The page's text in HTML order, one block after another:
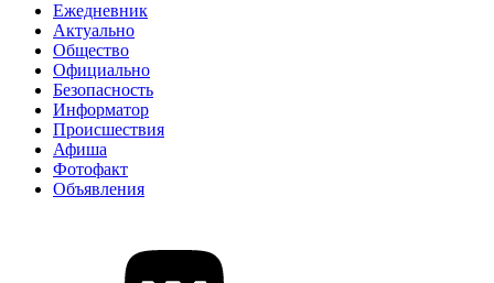
Ежедневник
Актуально
Общество
Официально
Безопасность
Информатор
Происшествия
Афиша
Фотофакт
Объявления